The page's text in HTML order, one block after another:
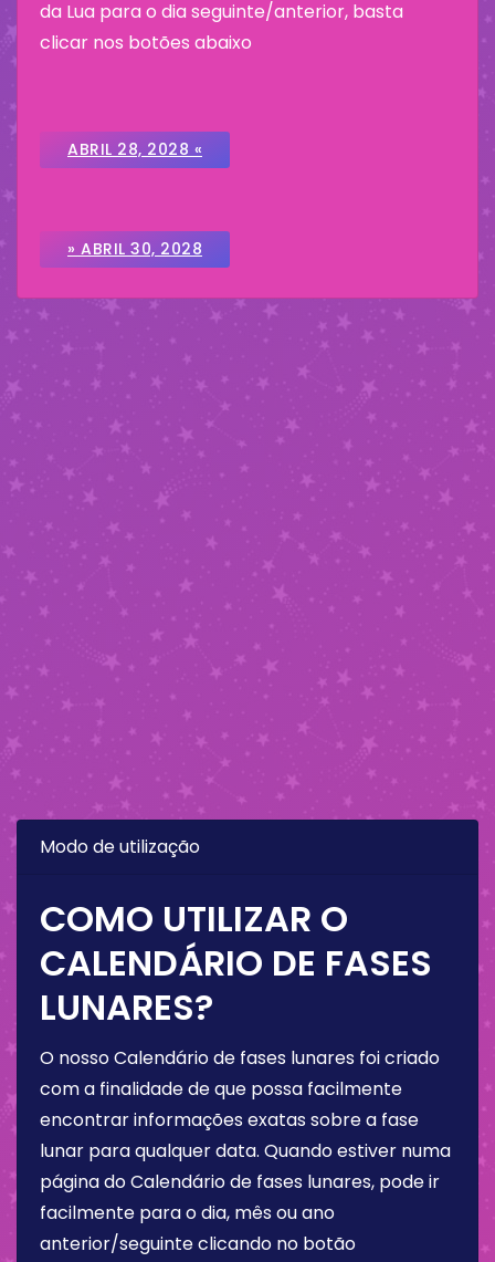
da Lua para o dia seguinte/anterior, basta
clicar nos botões abaixo
ABRIL 28, 2028 «
» ABRIL 30, 2028
Modo de utilização
COMO UTILIZAR O
CALENDÁRIO DE FASES
LUNARES?
O nosso Calendário de fases lunares foi criado
com a finalidade de que possa facilmente
encontrar informações exatas sobre a fase
lunar para qualquer data. Quando estiver numa
página do Calendário de fases lunares, pode ir
facilmente para o dia, mês ou ano
anterior/seguinte clicando no botão